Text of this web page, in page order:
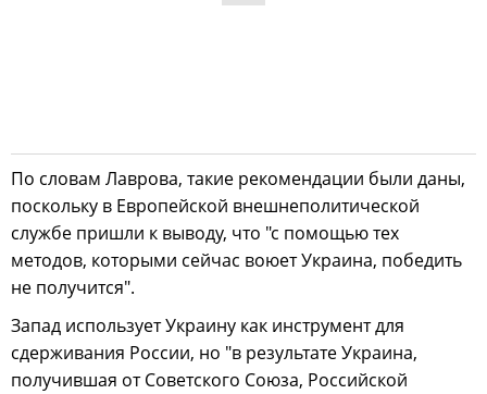
По словам Лаврова, такие рекомендации были даны,
поскольку в Европейской внешнеполитической
службе пришли к выводу, что "с помощью тех
методов, которыми сейчас воюет Украина, победить
не получится".
Запад использует Украину как инструмент для
сдерживания России, но "в результате Украина,
получившая от Советского Союза, Российской